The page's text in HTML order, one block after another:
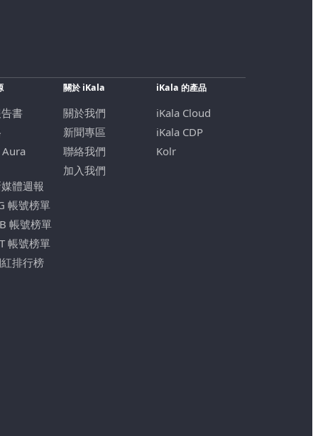
書
體週報
帳號榜單
帳號榜單
帳號榜單
排行榜
關於 iKala
關於我們
新聞專區
聯絡我們
加入我們
iKala 的產品
iKala Cloud
iKala CDP
Kolr